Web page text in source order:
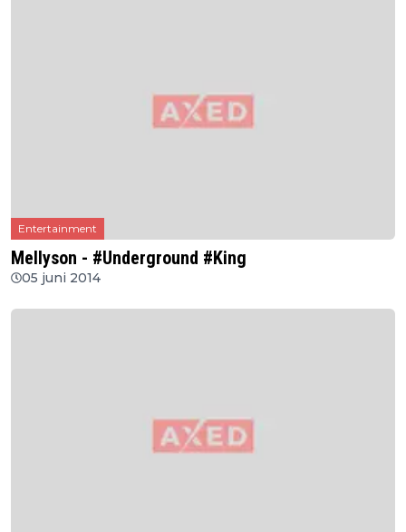
Entertainment
Mellyson - #Underground #King
05 juni 2014